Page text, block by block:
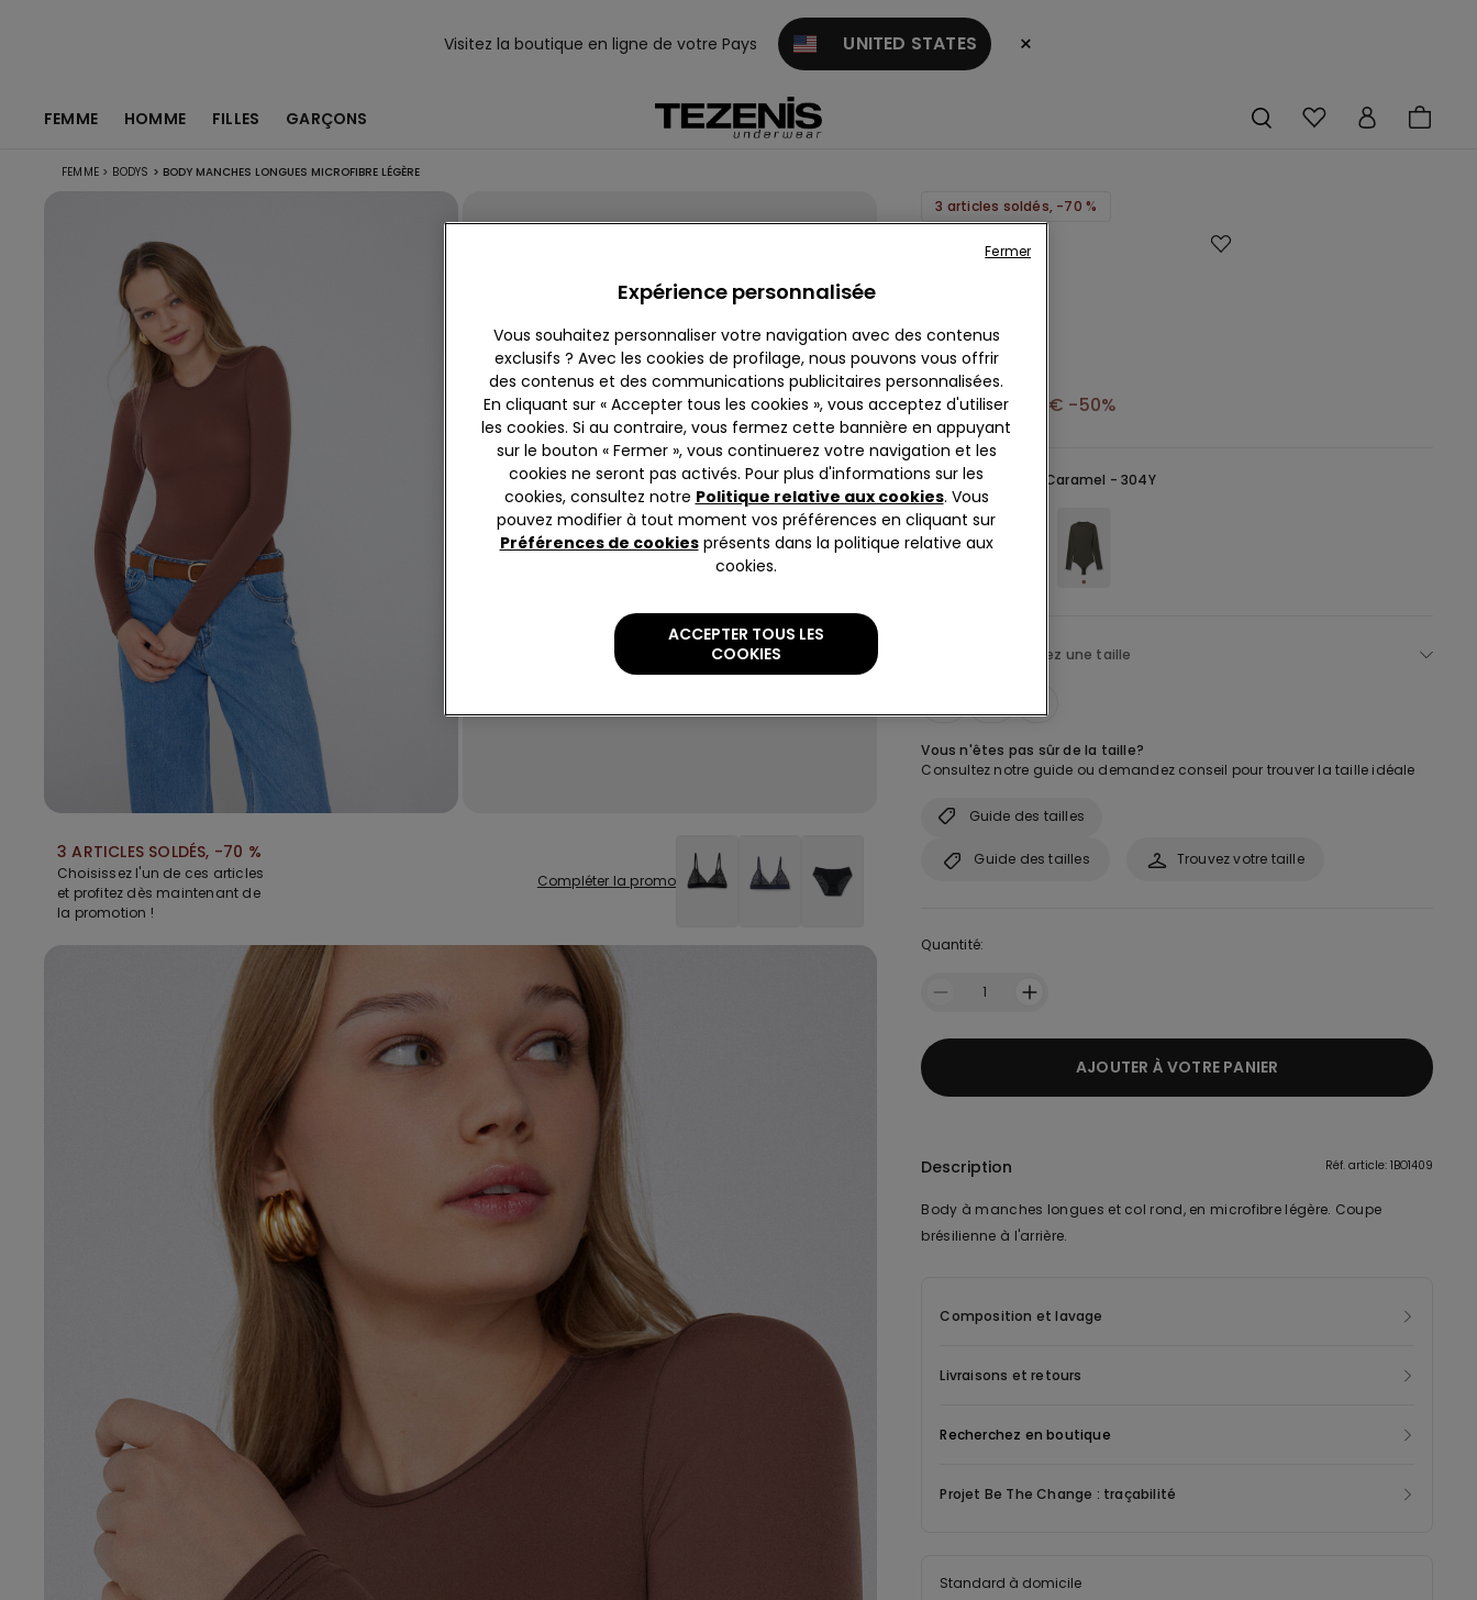
Visitez la boutique en ligne de votre Pays UNITED STATES ×
FEMME HOMME FILLES GARÇONS
FEMME > BODYS > BODY MANCHES LONGUES MICROFIBRE LÉGÈRE
3 ARTICLES SOLDÉS, -70 %
Choisissez l'un de ces articles
et profitez dès maintenant de
la promotion !
Compléter la promo
3 articles soldés, -70 %
Microfibre
Légère
25,99 € 13,00 € -50%
Couleur: Caramel - 304Y
Sélectionnez une taille
Vous n'êtes pas sûr de la taille?
Consultez notre guide ou demandez conseil pour trouver la taille idéale
Guide des tailles
Trouvez votre taille
Guide des tailles
Quantité:
1
AJOUTER À VOTRE PANIER
Description Réf. article: 1BO1409
Body à manches longues et col rond, en microfibre légère. Coupe
brésilienne à l'arrière.
Composition et lavage
Livraisons et retours
Recherchez en boutique
Projet Be The Change : traçabilité
Standard à domicile
Expérience personnalisée
Vous souhaitez personnaliser votre navigation avec des contenus
exclusifs ? Avec les cookies de profilage, nous pouvons vous offrir
des contenus et des communications publicitaires personnalisées.
En cliquant sur « Accepter tous les cookies », vous acceptez d'utiliser
les cookies. Si au contraire, vous fermez cette bannière en appuyant
sur le bouton « Fermer », vous continuerez votre navigation et les
cookies ne seront pas activés. Pour plus d'informations sur les
cookies, consultez notre Politique relative aux cookies. Vous
pouvez modifier à tout moment vos préférences en cliquant sur
Préférences de cookiesprésents dans la politique relative aux
cookies.
ACCEPTER TOUS LES
COOKIES
Fermer